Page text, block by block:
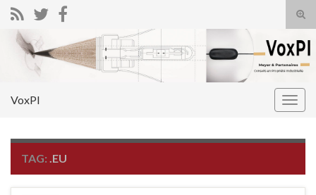
Search for:
VoxPI
TAG: .EU